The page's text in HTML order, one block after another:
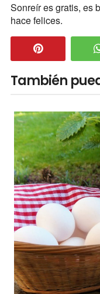
Sonreír es gratis, es
hace felices.
También